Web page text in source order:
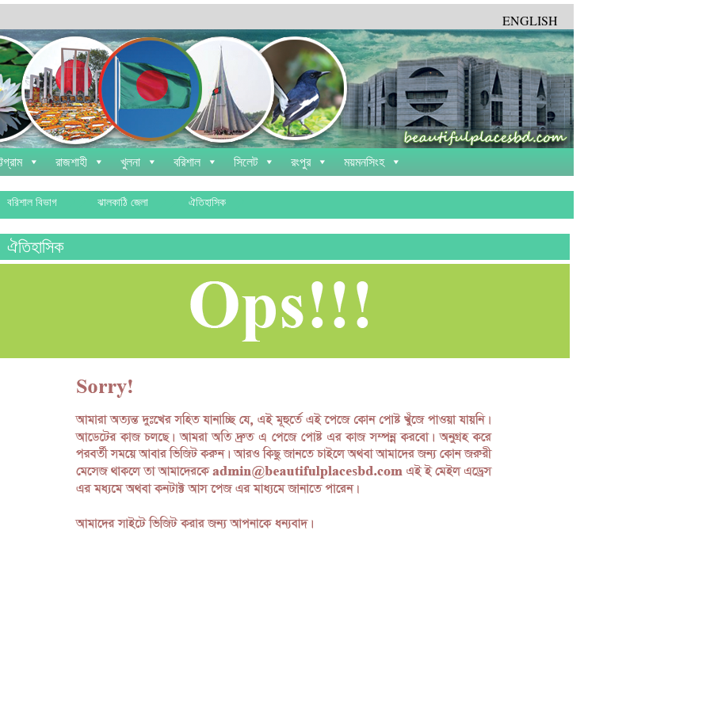
ENGLISH
রাজশাহী খুলনা বরিশাল সিলেট রংপুর ময়মনসিংহ
বরিশাল বিভাগ ঝালকাঠি জেলা ঐতিহাসিক
ঐতিহাসিক